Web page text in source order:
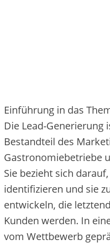
Einführung in das
Die Lead-Generierung
Bestandteil des
Gastronomiebetriebe
Sie bezieht sich
identifizieren und sie
entwickeln, die
Kunden werden. In
vom Wettbewerb